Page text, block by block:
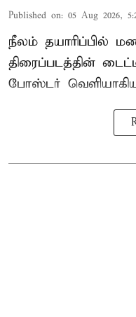
Published on: 05 Aug 2026,
நீலம் தயாரிப்பில்
திரைப்படத்தின்
போஸ்டர்